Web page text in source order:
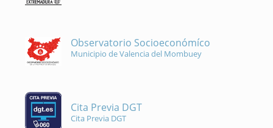
Observatorio Socioeconómíco
Municipio de Valencia del Mombuey
Cita Previa DGT
Cita Previa DGT